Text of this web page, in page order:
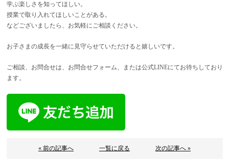
学ぶ楽しさを知ってほしい。
授業で取り入れてほしいことがある。
などございましたら、お気軽にご相談ください。
お子さまの成長を一緒に見守らせていただけると嬉しいです。
ご相談、お問合せは、お問合せフォーム、または公式LINEにてお待ちしており
ます。
« 前の記事へ 一覧に戻る 次の記事へ »